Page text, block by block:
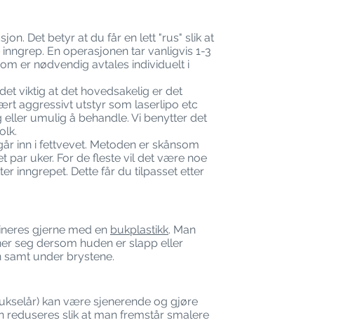
Det betyr at du får en lett "rus" slik at
En operasjonen tar vanligvis 1-3
er nødvendig avtales individuelt i
viktig at det hovedsakelig er det
aggressivt utstyr som laserlipo etc
umulig å behandle. Vi benytter det
inn i fettvevet. Metoden er skånsom
par uker. For de fleste vil det være noe
inngrepet. Dette får du tilpasset etter
gjerne med en bukplastikk. Man
seg dersom huden er slapp eller
under brystene.
kan være sjenerende og gjøre
reduseres slik at man fremstår smalere